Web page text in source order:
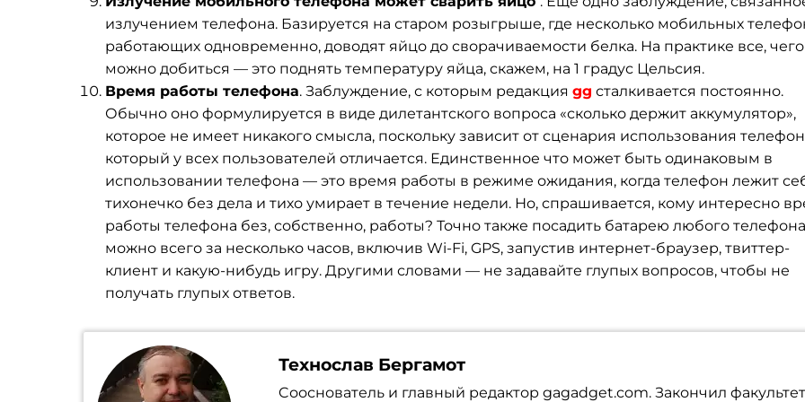
излучением телефона. Базируется на старом розыгрыше, где несколько мобильных
работающих одновременно, доводят яйцо до сворачиваемости белка. На практике все, чего
можно добиться — это поднять температуру яйца, скажем, на 1 градус Цельсия.
Время работы телефона. Заблуждение, с которым редакция gg сталкивается постоянно.
Обычно оно формулируется в виде дилетантского вопроса «сколько держит аккумулятор»,
которое не имеет никакого смысла, поскольку зависит от сценария использования
который у всех пользователей отличается. Единственное что может быть одинаковым в
использовании телефона — это время работы в режиме ожидания, когда телефон лежит
тихонечко без дела и тихо умирает в течение недели. Но, спрашивается, кому интересно
работы телефона без, собственно, работы? Точно также посадить батарею любого телефона
можно всего за несколько часов, включив Wi-Fi, GPS, запустив интернет-браузер, твиттер-
клиент и какую-нибудь игру. Другими словами — не задавайте глупых вопросов, чтобы не
получать глупых ответов.
Технослав Бергамот
Cооснователь и главный редактор gagadget.com. Закончил факультет